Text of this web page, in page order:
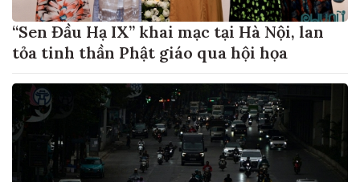
“Sen Đầu Hạ IX” khai mạc tại Hà Nội, lan
tỏa tinh thần Phật giáo qua hội họa